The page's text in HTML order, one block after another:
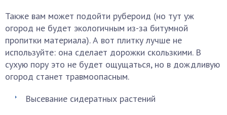
Также вам может подойти рубероид (но тут уж
огород не будет экологичным из-за битумной
пропитки материала). А вот плитку лучше не
используйте: она сделает дорожки скользкими. В
сухую пору это не будет ощущаться, но в дождливую
огород станет травмоопасным.
Высевание сидератных растений